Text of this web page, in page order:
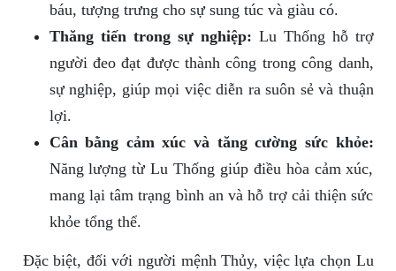
báu, tượng trưng cho sự sung túc và giàu có.
Thăng tiến trong sự nghiệp: Lu Thống hỗ trợ
người đeo đạt được thành công trong công danh,
sự nghiệp, giúp mọi việc diễn ra suôn sẻ và thuận
lợi.
Cân bằng cảm xúc và tăng cường sức khỏe:
Năng lượng từ Lu Thống giúp điều hòa cảm xúc,
mang lại tâm trạng bình an và hỗ trợ cải thiện sức
khỏe tổng thể.
Đặc biệt, đối với người mệnh Thủy, việc lựa chọn Lu